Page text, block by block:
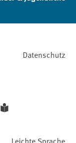
Datenschutz
Leichte Sprache